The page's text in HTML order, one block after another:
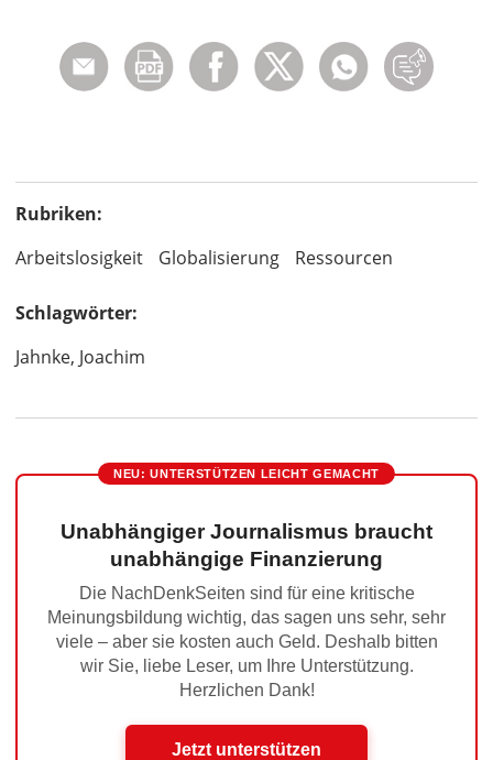
Rubriken:
Arbeitslosigkeit
Globalisierung Ressourcen
Schlagwörter:
Jahnke, Joachim
NEU: UNTERSTÜTZEN LEICHT GEMACHT
Unabhängiger Journalismus braucht
unabhängige Finanzierung
Die NachDenkSeiten sind für eine kritische
Meinungsbildung wichtig, das sagen uns sehr, sehr
viele – aber sie kosten auch Geld. Deshalb bitten
wir Sie, liebe Leser, um Ihre Unterstützung.
Herzlichen Dank!
Jetzt unterstützen